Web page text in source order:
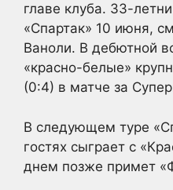
главе клуба. 33-
«Спартак» 10 июня,
Ваноли. В дебютной
«красно-белые»
(0:4) в матче за
В следующем туре
гостях сыграет с
днем позже примет